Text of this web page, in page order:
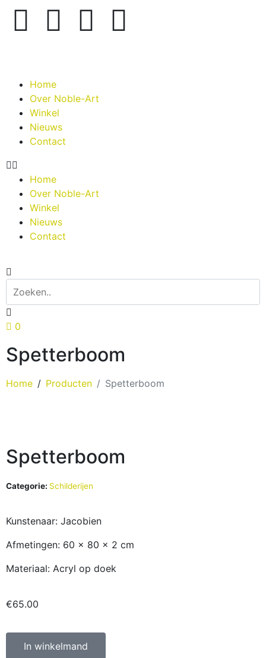
Home
Over Noble-Art
Winkel
Nieuws
Contact
Home
Over Noble-Art
Winkel
Nieuws
Contact
0
Spetterboom
Home Producten Spetterboom
Spetterboom
Categorie: Schilderijen
Kunstenaar: Jacobien
Afmetingen: 60 x 80 x 2 cm
Materiaal: Acryl op doek
€65.00
In winkelmand